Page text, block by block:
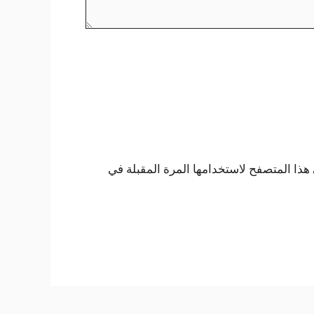
المتصفح لاستخدامها المرة المقبلة في